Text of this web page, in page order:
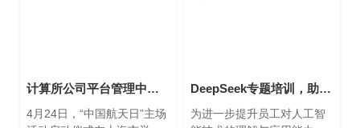
计算所公司平台管理中心参加2025年“中国航天日”航天科普展示活动
4月24日，“中国航天日”主场
DeepSeek专题培训，助力员工提升AI技术能力
为进一步提升员工对人工智